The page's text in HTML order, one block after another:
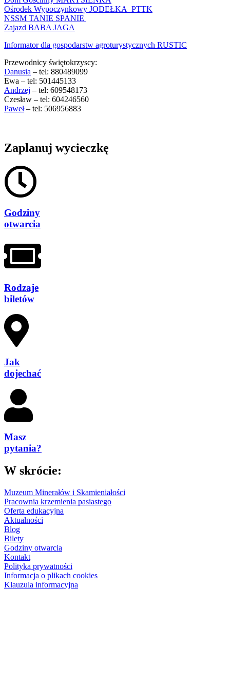
Ośrodek Wypoczynkowy JODEŁKA PTTK
NSSM TANIE SPANIE
Zajazd BABA JAGA
Informator dla gospodarstw agroturystycznych RUSTIC
Przewodnicy świętokrzyscy:
Danusia – tel: 880489099
Ewa – tel: 501445133
Andrzej – tel: 609548173
Czesław – tel: 604246560
Paweł– tel: 506956883
Zaplanuj wycieczkę
Godziny
otwarcia
Rodzaje
biletów
Jak
dojechać
Masz
pytania?
W skrócie:
Muzeum Minerałów i Skamieniałości
Pracownia krzemienia pasiastego
Oferta edukacyjna
Aktualności
Blog
Bilety
Godziny otwarcia
Kontakt
Polityka prywatności
Informacja o plikach cookies
Klauzula informacyjna